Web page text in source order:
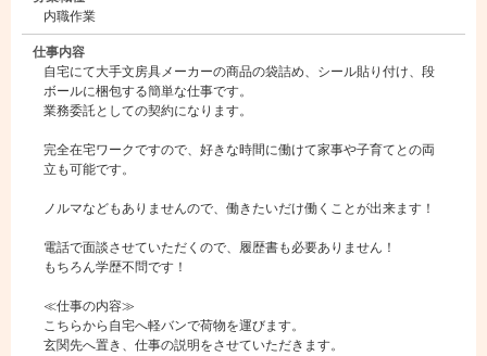
内職作業
仕事内容
自宅にて大手文房具メーカーの商品の袋詰め、シール貼り付け、段
ボールに梱包する簡単な仕事です。
業務委託としての契約になります。
完全在宅ワークですので、好きな時間に働けて家事や子育てとの両
立も可能です。
ノルマなどもありませんので、働きたいだけ働くことが出来ます！
電話で面談させていただくので、履歴書も必要ありません！
もちろん学歴不問です！
≪仕事の内容≫
こちらから自宅へ軽バンで荷物を運びます。
玄関先へ置き、仕事の説明をさせていただきます。